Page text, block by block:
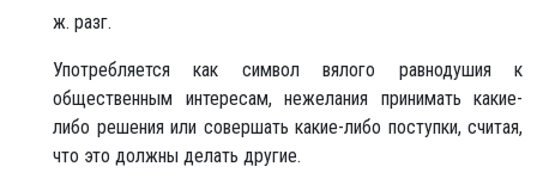
ж. разг.
Употребляется как символ вялого равнодушия к
общественным интересам, нежелания принимать какие-
либо решения или совершать какие-либо поступки, считая,
что это должны делать другие.